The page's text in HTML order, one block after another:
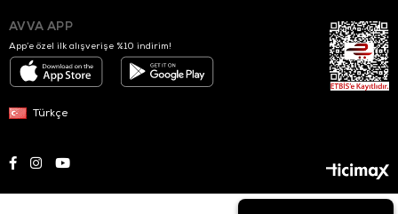
AVVA APP
App’e özel ilk alışverişe %10 indirim!
Türkçe